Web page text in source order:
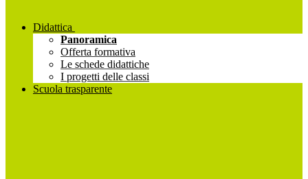
Didattica
Panoramica
Offerta formativa
Le schede didattiche
I progetti delle classi
Scuola trasparente